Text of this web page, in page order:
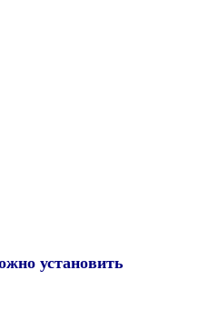
установить